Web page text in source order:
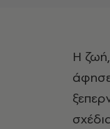
Η ζωή, ωστόσο, δεν του χάρισε εύκολα ξεκινήματα. Ο θάνατος του πατέρα του
άφησε